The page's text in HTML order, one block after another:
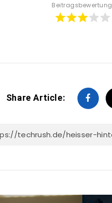
Beitragsbewertung
Share Article: